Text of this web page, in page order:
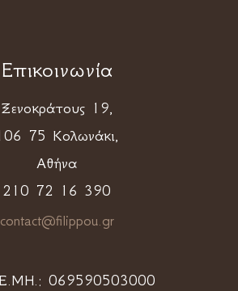
Επικοινωνία
Ξενοκράτους 19,
75 Κολωνάκι,
Αθήνα
210 72 16 390
contact@filippou.gr
069590503000